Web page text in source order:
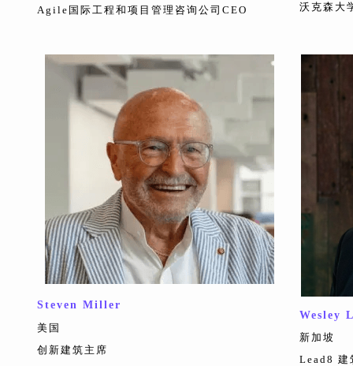
Agile国际工程和项目管理咨询公司CEO
沃克森大
Steven Miller
美国
创新建筑主席
Wesley
新加坡
Lead8 建